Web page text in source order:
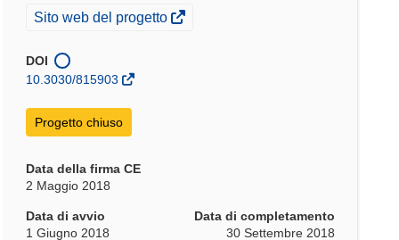
(si
una
nuova
Sito web del progetto
DOI
10.3030/815903
Progetto chiuso
Data della firma CE
2 Maggio 2018
Data di avvio
1 Giugno 2018
Data di completamento
30 Settembre 2018